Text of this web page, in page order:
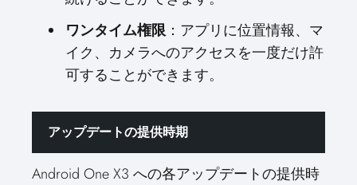
ワンタイム権限：アプリに位置情報、マ
イク、カメラへのアクセスを一度だけ許
可することができます。
アップデートの提供時期
Android One X3 への各アップデートの提供時